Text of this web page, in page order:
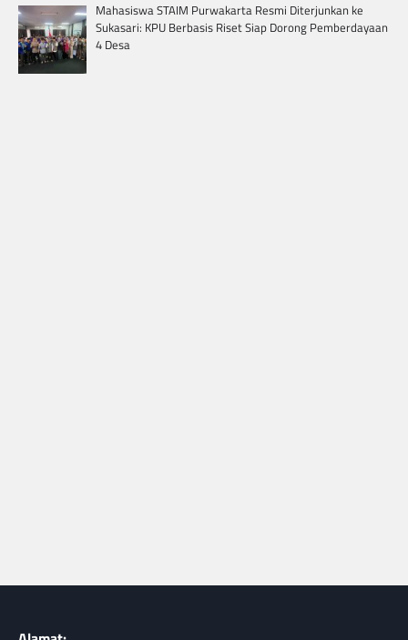
Mahasiswa STAIM Purwakarta Resmi Diterjunkan ke
Sukasari: KPU Berbasis Riset Siap Dorong Pemberdayaan
4 Desa